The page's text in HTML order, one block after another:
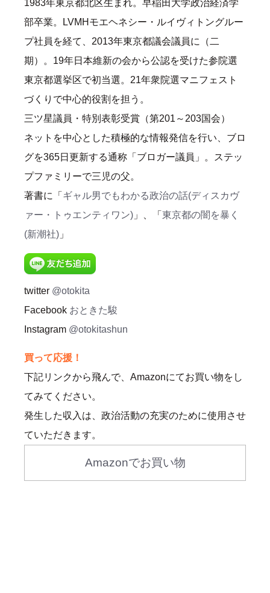
1983年東京都北区生まれ。早稲田大学政治経済学
部卒業。LVMHモエヘネシー・ルイヴィトングルー
プ社員を経て、2013年東京都議会議員に（二
期）。19年日本維新の会から公認を受けた参院選
東京都選挙区で初当選。21年衆院選マニフェスト
づくりで中心的役割を担う。
三ツ星議員・特別表彰受賞（第201～203国会）
ネットを中心とした積極的な情報発信を行い、ブロ
グを365日更新する通称「ブロガー議員」。ステッ
プファミリーで三児の父。
著書に「 ギャル男でもわかる政治の話(ディスカヴ
ァー・トゥエンティワン) 」、「 東京都の闇を暴く
(新潮社) 」
twitter @otokita
Facebook おときた駿
Instagram @otokitashun
買って応援！
下記リンクから飛んで、Amazonにてお買い物をし
てみてください。
発生した収入は、政治活動の充実のために使用させ
ていただきます。
Amazonでお買い物